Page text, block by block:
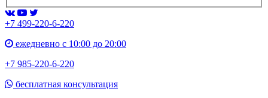
+7 499-220-6-220
ежедневно с 10:00 до 20:00
+7 985-220-6-220
бесплатная консультация